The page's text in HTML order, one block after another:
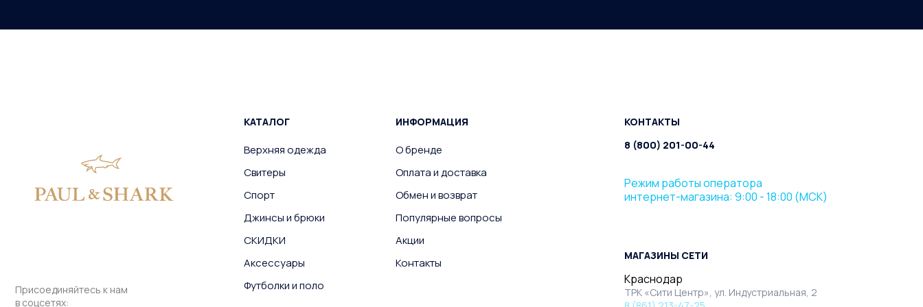
Присоединяйтесь к нам
в соцсетях:
КАТАЛОГ
Верхняя одежда
Свитеры
Спорт
Джинсы и брюки
СКИДКИ
Аксессуары
Футболки и поло
ИНФОРМАЦИЯ
О бренде
Оплата и доставка
Обмен и возврат
Популярные вопросы
Акции
Контакты
КОНТАКТЫ
8 (800) 201-00-44
Режим работы оператора
интернет-магазина: 9:00 - 18:00 (МСК)
МАГАЗИНЫ СЕТИ
Краснодар
ТРК «Сити Центр», ул. Индустриальная, 2